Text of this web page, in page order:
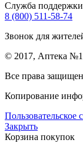
Служба поддержки
8 (800) 511-58-74
Звонок для
© 2017, Аптека
Все права
Копирование
Пользовательское
Закрыть
Корзина покупок